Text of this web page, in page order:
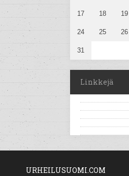
17 18 19
24 25 26
31
Linkkejä
URHEILUSUOMI.COM